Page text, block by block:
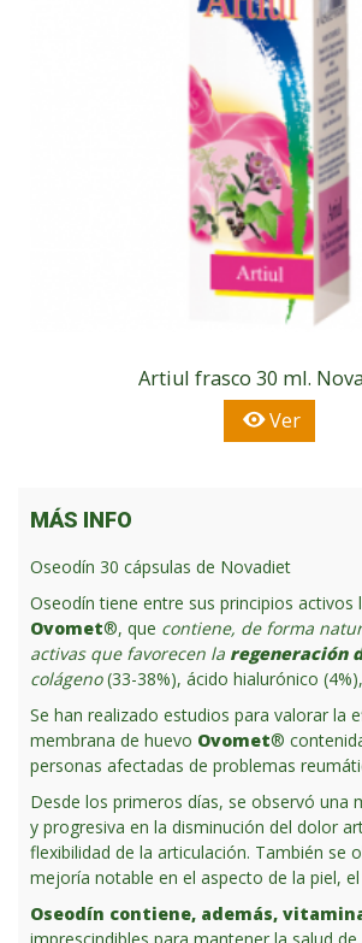
Artiul frasco 30 ml.
Ver
MÁS INFO
Oseodín 30 cápsulas de Novadiet
Oseodín tiene entre sus principios activos
Ovomet®, que contiene, de forma
activas que favorecen la regeneración
colágeno(33-38%), ácido hialurónico
Se han realizado estudios para valorar la
membrana de huevo Ovomet®
personas afectadas de problemas
Desde los primeros días, se observó una
y progresiva en la disminución del dolor
flexibilidad de la articulación. También se
mejoría notable en el aspecto de la piel,
Oseodín contiene, además,